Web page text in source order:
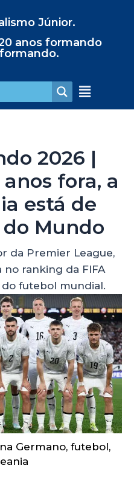
Júnior.
anos formando
2026 |
fora, a
está de
Mundo
da Premier League,
no ranking da FIFA
futebol mundial.
Germano, futebol,